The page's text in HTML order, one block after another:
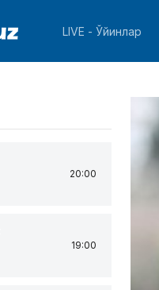
LIVE - Ўйинлар
20:00
19:00